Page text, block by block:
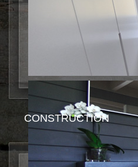
CONSTRUCTION